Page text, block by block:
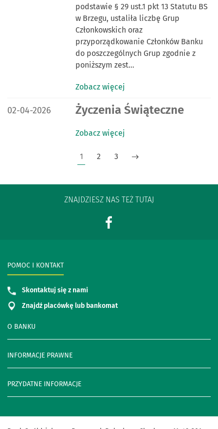
podstawie § 29 ust.1 pkt 13 Statutu BS
w Brzegu, ustaliła liczbę Grup
Członkowskich oraz
przyporządkowanie Członków Banku
do poszczególnych Grup zgodnie z
poniższym zest…
Zobacz więcej
DATA PUBLIKACJI:
02-04-2026 Życzenia Świąteczne
Zobacz więcej
1 2 3
ZNAJDZIESZ NAS TEŻ TUTAJ
O BANKU
INFORMACJE PRAWNE
PRZYDATNE INFORMACJE
POMOC I KONTAKT
Skontaktuj się z nami
Znajdź placówkę lub bankomat